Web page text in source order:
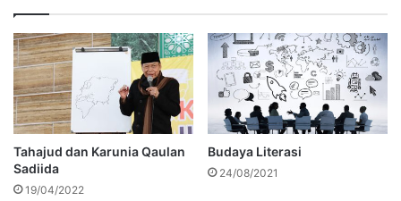
Tahajud dan Karunia Qaulan
Sadiida
19/04/2022
Budaya Literasi
24/08/2021